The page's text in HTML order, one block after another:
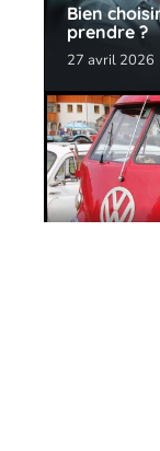
Bien
prendre ?
27 avril 2026